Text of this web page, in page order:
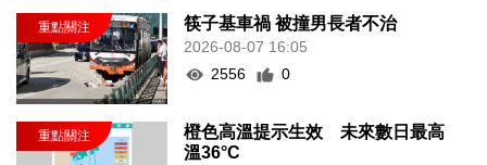
筷子基車禍 被撞男長者不治
2026-08-07 16:05
2556
0
橙色高溫提示生效 未來數日最高
溫36°C